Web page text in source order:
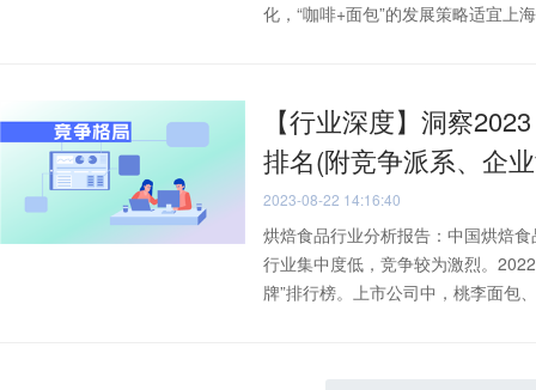
化，“咖啡+面包”的发展策略适宜上
【行业深度】洞察
排名(附竞争派系、企
2023-08-22 14:16:40
烘焙食品行业分析报告：中国烘焙
行业集中度低，竞争较为激烈。
牌”排行榜。上市公司中，桃李面包